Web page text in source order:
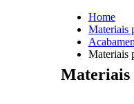
Home
Materiais
Materiais
Materiais